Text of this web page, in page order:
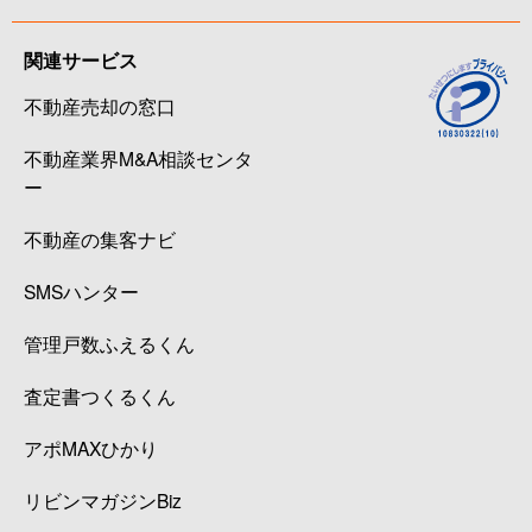
関連サービス
不動産売却の窓口
不動産業界M&A相談センタ
ー
不動産の集客ナビ
SMSハンター
管理戸数ふえるくん
査定書つくるくん
アポMAXひかり
リビンマガジンBiz